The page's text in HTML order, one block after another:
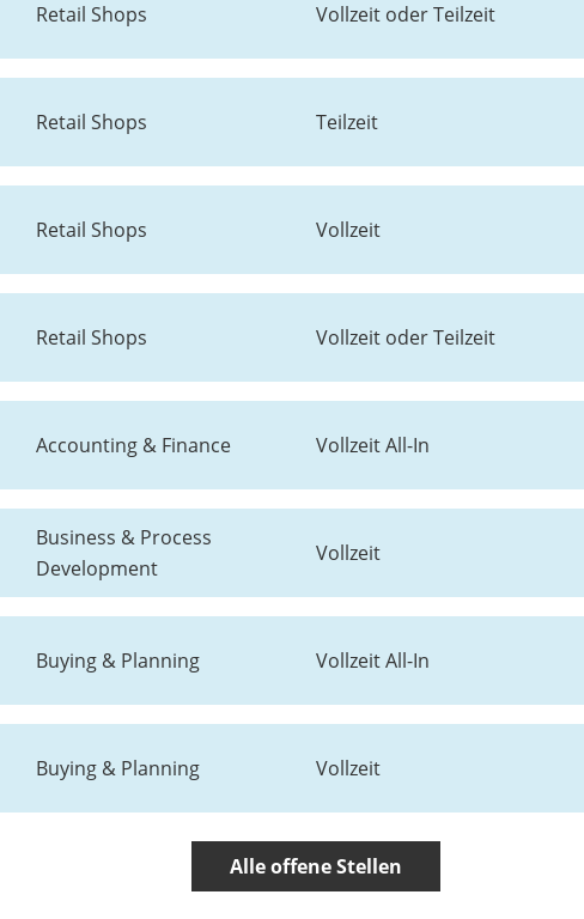
Retail Shops Vollzeit oder Teilzeit
Retail Shops Teilzeit
Retail Shops Vollzeit
Retail Shops Vollzeit oder Teilzeit
Accounting & Finance Vollzeit All-In
Business & Process
Development
Vollzeit
Buying & Planning Vollzeit All-In
Buying & Planning Vollzeit
Alle offene Stellen